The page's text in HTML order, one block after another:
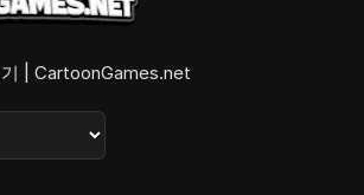
| CartoonGames.net